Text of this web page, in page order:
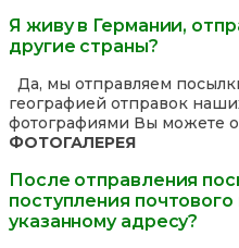
Я живу в Германии,
другие страны?
Да, мы отправляем
географией отправок
фотографиями Вы можете
ФОТОГАЛЕРЕЯ
После отправления
поступления
указанному адресу?